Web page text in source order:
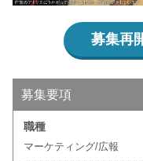
募集再
募集要項
職種
マーケティング/広報